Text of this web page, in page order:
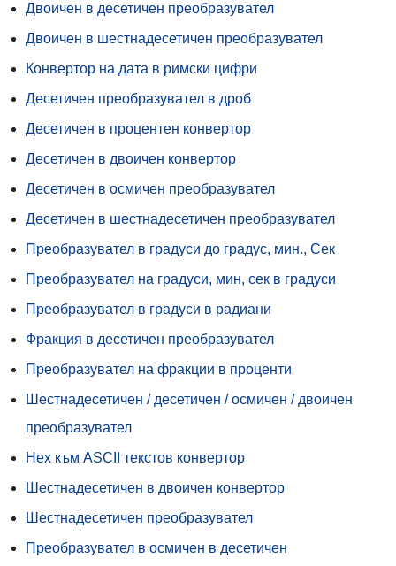
Двоичен в десетичен преобразувател
Двоичен в шестнадесетичен преобразувател
Конвертор на дата в римски цифри
Десетичен преобразувател в дроб
Десетичен в процентен конвертор
Десетичен в двоичен конвертор
Десетичен в осмичен преобразувател
Десетичен в шестнадесетичен преобразувател
Преобразувател в градуси до градус, мин., Сек
Преобразувател на градуси, мин, сек в градуси
Преобразувател в градуси в радиани
Фракция в десетичен преобразувател
Преобразувател на фракции в проценти
Шестнадесетичен / десетичен / осмичен / двоичен
преобразувател
Hex към ASCII текстов конвертор
Шестнадесетичен в двоичен конвертор
Шестнадесетичен преобразувател
Преобразувател в осмичен в десетичен